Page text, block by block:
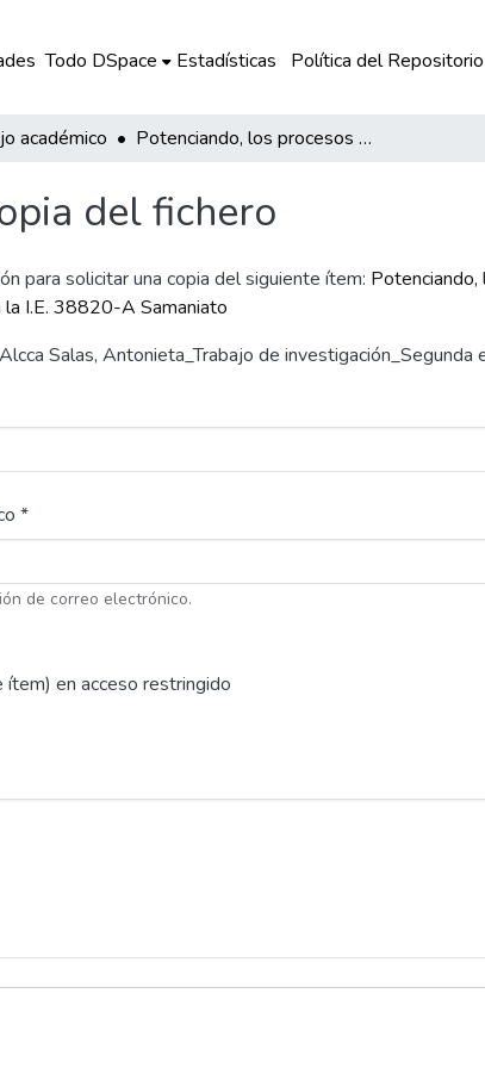
Todo DSpace Estadísticas Política del Repositorio
académico Potenciando, los procesos pedagógicos por medio de las comunidades profesionales de aprendizaje en la I.E. 38820-A Samaniato
del fichero
para solicitar una copia del siguiente ítem:
I.E. 38820-A Samaniato
Salas, Antonieta_Trabajo de
*
de correo electrónico.
en acceso restringido